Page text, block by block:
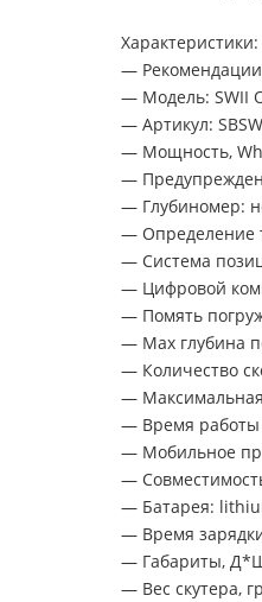
Характеристики:
—
— Модель: SWII
— Артикул:
— Мощность,
—
— Глубиномер:
— Определение
— Система
— Цифровой
— Помять
— Max глубина
— Количество
— Максимальная
— Время работы
— Мобильное
—
— Батарея:
— Время
— Габариты,
— Вес скутера,